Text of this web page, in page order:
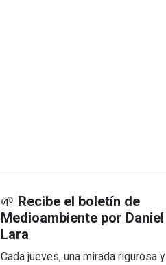
🌱 Recibe el boletín de
Medioambiente por Daniel
Lara
Cada jueves, una mirada rigurosa y